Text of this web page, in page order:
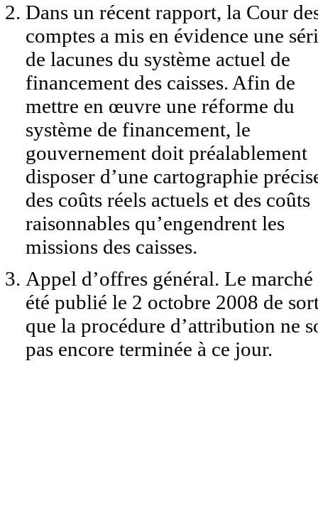
Dans un récent rapport, la Cour
comptes a mis en évidence une
de lacunes du système actuel de
financement des caisses. Afin de
mettre en œuvre une réforme du
système de financement, le
gouvernement doit préalablement
disposer d’une cartographie
des coûts réels actuels et des coûts
raisonnables qu’engendrent les
missions des caisses.
Appel d’offres général. Le marché
été publié le 2 octobre 2008 de
que la procédure d’attribution ne
pas encore terminée à ce jour.